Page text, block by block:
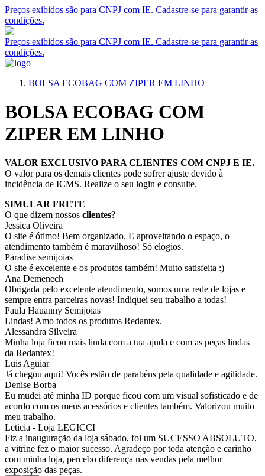
Preços exibidos são para CNPJ com IE. Cadastre-se para garantir as
condições.
Preços exibidos são para CNPJ com IE. Cadastre-se para garantir as
condições.
BOLSA ECOBAG COM ZIPER EM LINHO
BOLSA ECOBAG COM
ZIPER EM LINHO
VALOR EXCLUSIVO PARA CLIENTES COM CNPJ E IE.
O valor para os demais clientes pode sofrer ajuste devido à
incidência de ICMS. Realize o seu login e consulte.
SIMULAR FRETE
O que dizem nossos clientes?
Jessica Oliveira
O site é ótimo! Bem organizado. E aproveitando o espaço, o
atendimento também é maravilhoso! Só elogios.
Paradise semijoias
O site é excelente e os produtos também! Muito satisfeita :)
Ana Demenech
Obrigada pelo excelente atendimento, somos uma rede de lojas e
sempre entra parceiras novas! Indiquei seu trabalho a todas!
Paula Hauanny Semijoias
Lindas! Amo todos os produtos Redantex.
Alessandra Silveira
Minha loja ficou mais linda com a tua ajuda e com as peças lindas
da Redantex!
Luis Aguiar
Já chegou aqui! Vocês estão de parabéns pela qualidade e agilidade.
Denise Borba
Eu mudei até minha ID porque ficou com um visual sofisticado e de
acordo com os meus acessórios e clientes também. Valorizou muito
meu trabalho.
Leticia - Loja LEGICCI
Fiz a inauguração da loja sábado, foi um SUCESSO ABSOLUTO,
a vitrine fez o maior sucesso. Agradeço por toda atenção e carinho
com minha loja, percebo diferença nas vendas pela melhor
exposição das peças.